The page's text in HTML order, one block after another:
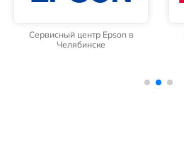
Сервисный центр Epson в
Челябинске